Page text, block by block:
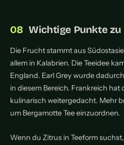
Wichtige Punkte zu
Die Frucht stammt aus
allem in Kalabrien. Die Teeidee
England. Earl Grey wurde
in diesem Bereich. Frankreich hat
kulinarisch weitergedacht. Mehr
um Bergamotte Tee einzuordnen.
Wenn du Zitrus in Teeform